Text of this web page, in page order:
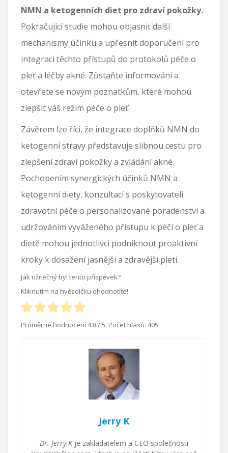
NMN a ketogenních diet pro zdraví pokožky.
Pokračující studie mohou objasnit další
mechanismy účinku a upřesnit doporučení pro
integraci těchto přístupů do protokolů péče o
pleť a léčby akné. Zůstaňte informováni a
otevřete se novým poznatkům, které mohou
zlepšit váš režim péče o pleť.
Závěrem lze říci, že integrace doplňků NMN do
ketogenní stravy představuje slibnou cestu pro
zlepšení zdraví pokožky a zvládání akné.
Pochopením synergických účinků NMN a
ketogenní diety, konzultací s poskytovateli
zdravotní péče o personalizované poradenství a
udržováním vyváženého přístupu k péči o pleť a
dietě mohou jednotlivci podniknout proaktivní
kroky k dosažení jasnější a zdravější pleti.
Jak užitečný byl tento příspěvek?
Kliknutím na hvězdičku ohodnotíte!
Průměrné hodnocení4.8/ 5. Počet hlasů: 405
Jerry K
Dr. Jerry Kje zakladatelem a CEO společnosti